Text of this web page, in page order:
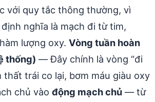
với quy tắc thông thường, vì
nghĩa là mạch đi từ tim,
lượng oxy. Vòng tuần hoàn
thống) — Đây chính là vòng “đi
thất trái co lại, bơm máu giàu oxy
chủ vào động mạch chủ — từ